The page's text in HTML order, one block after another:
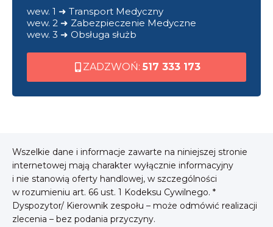
wew. 1 ➜ Transport Medyczny
wew. 2 ➜ Zabezpieczenie Medyczne
wew. 3 ➜ Obsługa służb
ZADZWOŃ: 517 333 173
Wszelkie dane i informacje zawarte na niniejszej stronie
internetowej mają charakter wyłącznie informacyjny
i nie stanowią oferty handlowej, w szczególności
w rozumieniu art. 66 ust. 1 Kodeksu Cywilnego. *
Dyspozytor/ Kierownik zespołu – może odmówić realizacji
zlecenia – bez podania przyczyny.